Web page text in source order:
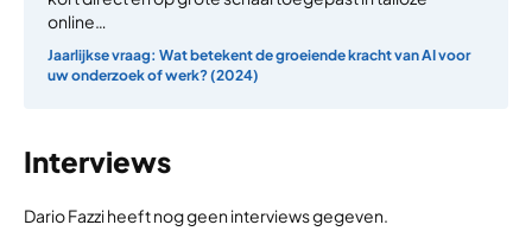
online…
Jaarlijkse vraag: Wat betekent de groeiende kracht van AI voor
uw onderzoek of werk? (2024)
Interviews
Dario Fazzi heeft nog geen interviews gegeven.